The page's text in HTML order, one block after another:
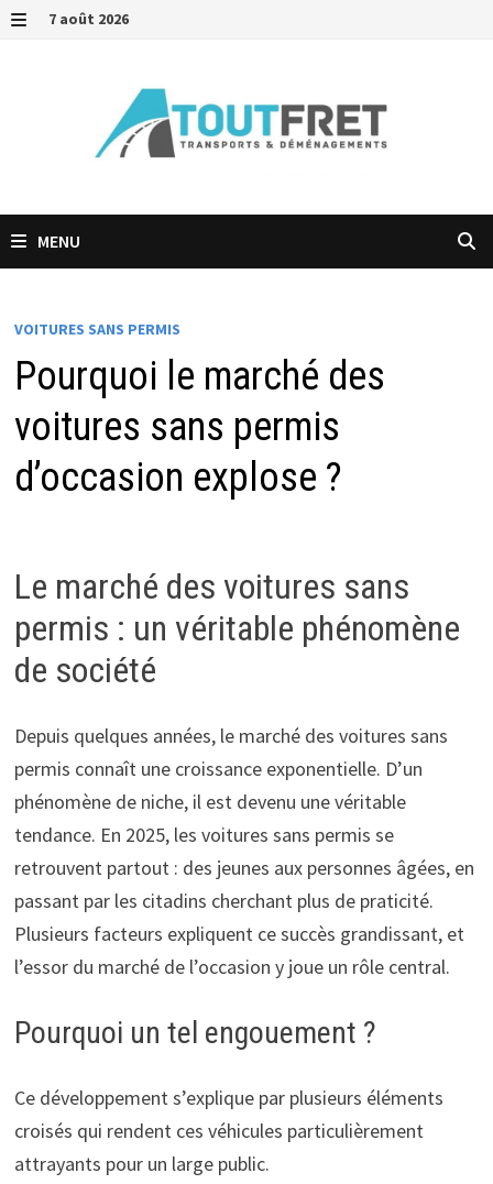
Passer7 août 2026
MENU
VOITURES SANS PERMIS
Pourquoi le marché des
voitures sans permis
d’occasion explose ?
Le marché des voitures sans
permis : un véritable phénomène
de société
Depuis quelques années, le marché des voitures sans
permis connaît une croissance exponentielle. D’un
phénomène de niche, il est devenu une véritable
tendance. En 2025, les voitures sans permis se
retrouvent partout : des jeunes aux personnes âgées, en
passant par les citadins cherchant plus de praticité.
Plusieurs facteurs expliquent ce succès grandissant, et
l’essor du marché de l’occasion y joue un rôle central.
Pourquoi un tel engouement ?
Ce développement s’explique par plusieurs éléments
croisés qui rendent ces véhicules particulièrement
attrayants pour un large public.